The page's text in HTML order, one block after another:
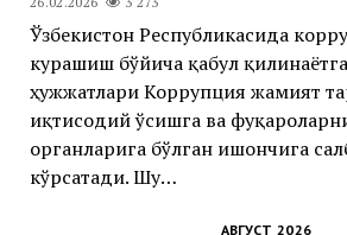
Ўзбекистон Республикасида
курашиш бўйича қабул
ҳужжатлари Коррупция жамият
иқтисодий ўсишга ва
органларига бўлган ишончига
кўрсатади. Шу…
АВГУСТ 2026